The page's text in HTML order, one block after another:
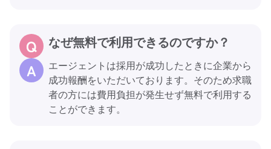
なぜ無料で利用できるのですか？
エージェントは採用が成功したときに企業から
成功報酬をいただいております。そのため求職
者の方には費用負担が発生せず無料で利用する
ことができます。